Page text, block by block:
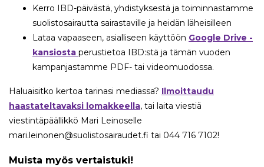
Kerro IBD-päivästä, yhdistyksestä ja toiminnastamme
suolistosairautta sairastaville ja heidän läheisilleen
Lataa vapaaseen, asialliseen käyttöön Google Drive -
kansiosta perustietoa IBD:stä ja tämän vuoden
kampanjastamme PDF- tai videomuodossa.
Haluaisitko kertoa tarinasi mediassa? Ilmoittaudu
haastateltavaksi lomakkeella, tai laita viestiä
viestintäpäällikkö Mari Leinoselle
mari.leinonen@suolistosairaudet.fi tai 044 716 7102!
Muista myös vertaistuki!